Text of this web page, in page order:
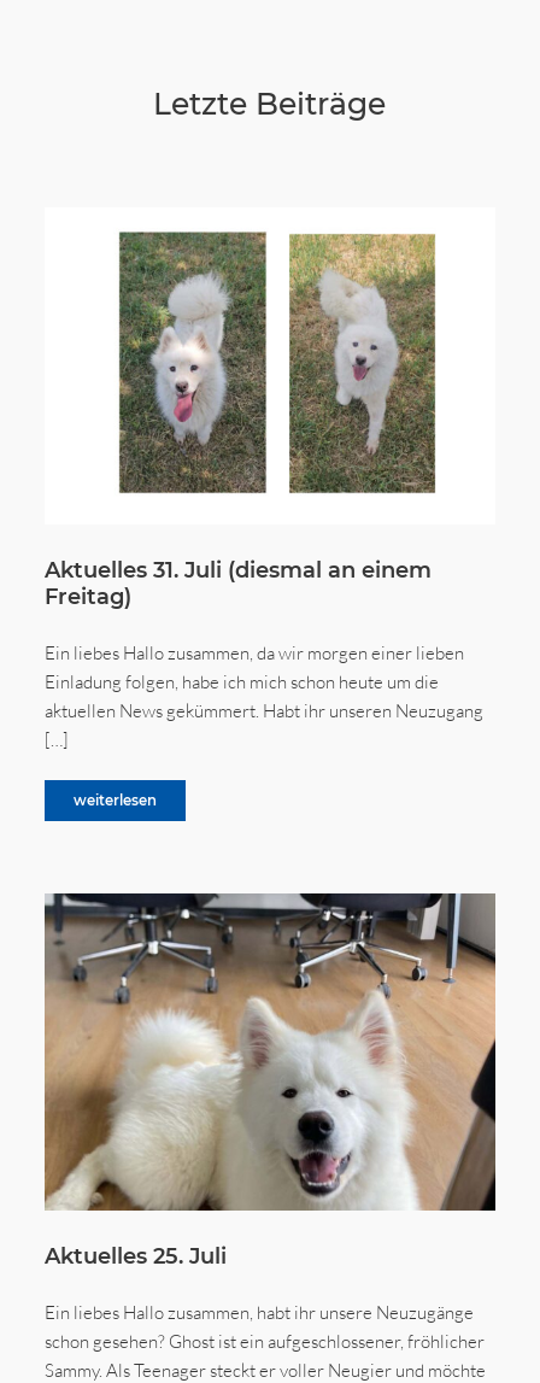
Letzte Beiträge
Aktuelles 31. Juli (diesmal an einem
Freitag)
Ein liebes Hallo zusammen, da wir morgen einer lieben
Einladung folgen, habe ich mich schon heute um die
aktuellen News gekümmert. Habt ihr unseren Neuzugang
[…]
weiterlesen
Aktuelles 25. Juli
Ein liebes Hallo zusammen, habt ihr unsere Neuzugänge
schon gesehen? Ghost ist ein aufgeschlossener, fröhlicher
Sammy. Als Teenager steckt er voller Neugier und möchte